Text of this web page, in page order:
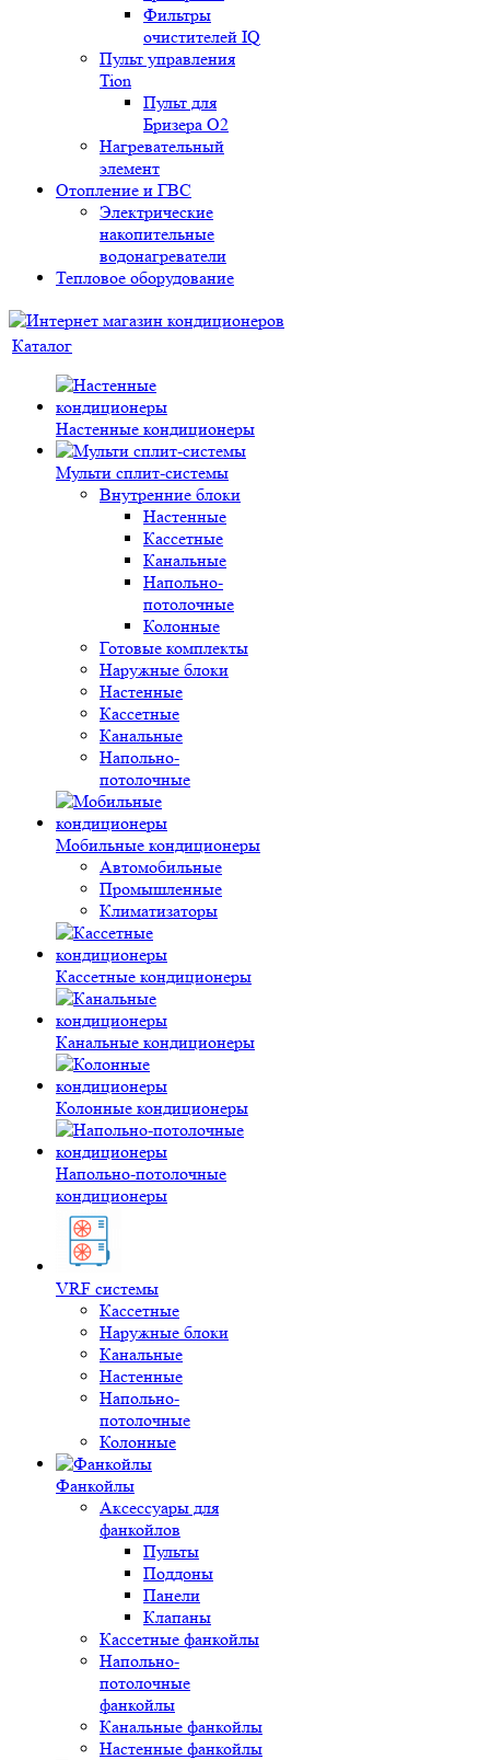
Фильтры
очистителей IQ
Пульт управления
Tion
Пульт для
Бризера O2
Нагревательный
элемент
Отопление и ГВС
Электрические
накопительные
водонагреватели
Тепловое оборудование
Каталог
Настенные кондиционеры
Мульти сплит-системы
Внутренние блоки
Настенные
Кассетные
Канальные
Напольно-
потолочные
Колонные
Готовые комплекты
Наружные блоки
Настенные
Кассетные
Канальные
Напольно-
потолочные
Мобильные кондиционеры
Автомобильные
Промышленные
Климатизаторы
Кассетные кондиционеры
Канальные кондиционеры
Колонные кондиционеры
Напольно-потолочные
кондиционеры
VRF системы
Кассетные
Наружные блоки
Канальные
Настенные
Напольно-
потолочные
Колонные
Фанкойлы
Аксессуары для
фанкойлов
Пульты
Поддоны
Панели
Клапаны
Кассетные фанкойлы
Напольно-
потолочные
фанкойлы
Канальные фанкойлы
Настенные фанкойлы